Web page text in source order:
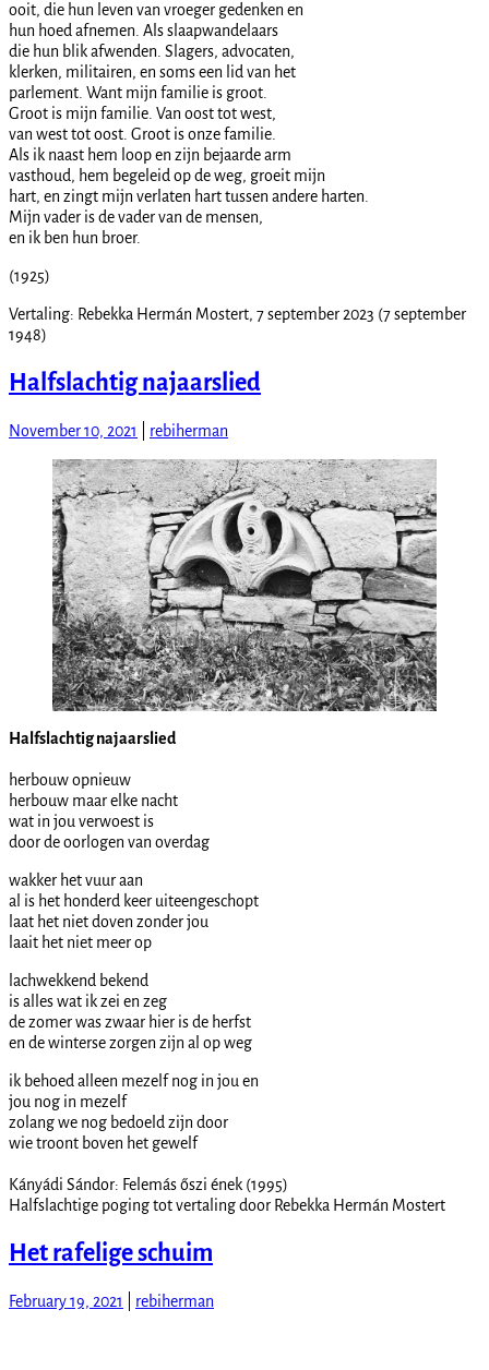
ooit, die hun leven van vroeger gedenken en
hun hoed afnemen. Als slaapwandelaars
die hun blik afwenden. Slagers, advocaten,
klerken, militairen, en soms een lid van het
parlement. Want mijn familie is groot.
Groot is mijn familie. Van oost tot west,
van west tot oost. Groot is onze familie.
Als ik naast hem loop en zijn bejaarde arm
vasthoud, hem begeleid op de weg, groeit mijn
hart, en zingt mijn verlaten hart tussen andere harten.
Mijn vader is de vader van de mensen,
en ik ben hun broer.
(1925)
Vertaling: Rebekka Hermán Mostert, 7 september 2023 (7 september
1948)
Halfslachtig najaarslied
November 10, 2021 rebiherman
Halfslachtig najaarslied
herbouw opnieuw
herbouw maar elke nacht
wat in jou verwoest is
door de oorlogen van overdag
wakker het vuur aan
al is het honderd keer uiteengeschopt
laat het niet doven zonder jou
laait het niet meer op
lachwekkend bekend
is alles wat ik zei en zeg
de zomer was zwaar hier is de herfst
en de winterse zorgen zijn al op weg
ik behoed alleen mezelf nog in jou en
jou nog in mezelf
zolang we nog bedoeld zijn door
wie troont boven het gewelf
Kányádi Sándor: Felemás őszi ének (1995)
Halfslachtige poging tot vertaling door Rebekka Hermán Mostert
Het rafelige schuim
February 19, 2021 rebiherman